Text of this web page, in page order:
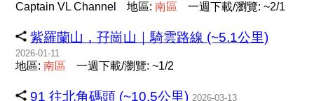
Captain VL Channel 地區:南區 一週下載/瀏覽: ~2/1
紫羅蘭山，孖崗山｜騎雲路線 (~5.1公里)
2026-01-11
地區:南區 一週下載/瀏覽: ~1/2
91 往北角碼頭 (~10.5公里) 2026-03-13